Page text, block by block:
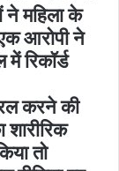
ने महिला के
आरोपी ने
रिकॉर्ड
करने की
तो